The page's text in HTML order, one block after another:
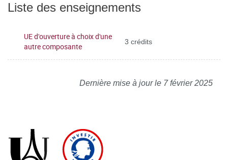
Liste des enseignements
UE d'ouverture à choix d'une
autre composante
3 crédits
Dernière mise à jour le 7 février 2025